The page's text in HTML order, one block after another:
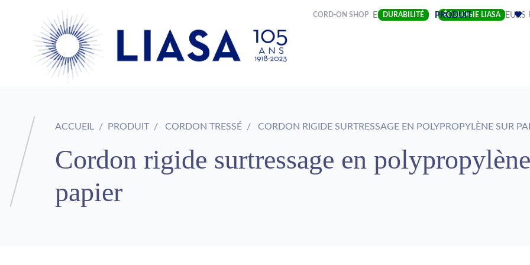
CORD-ON SHOP DURABILITÉ ÉCOLOGIE LIASA
ENTREPRISE (CURRENT)
PRODUIT SECTEURS
ACCUEIL PRODUIT CORDON TRESSÉ CORDON RIGIDE SURTRESSAGE EN POLYPROPYLÈNE SUR
Cordon rigide surtressage en
papier